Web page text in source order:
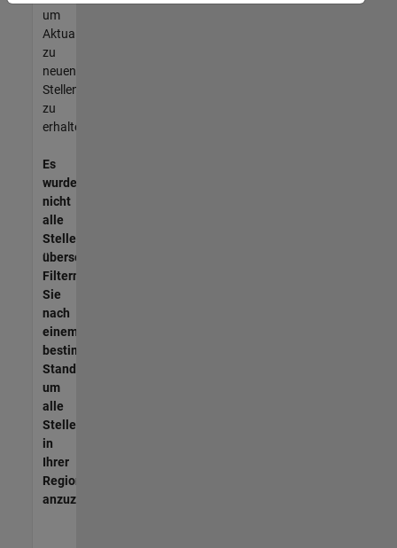
um
Aktualisierungen
zu
neuen
Stellenangeboten
zu
erhalten.
Es
wurden
nicht
alle
Stellen
übersetzt.
Filtern
Sie
nach
einem
bestimmten
Standort,
um
alle
Stellenangebote
in
Ihrer
Region
anzuzeigen.